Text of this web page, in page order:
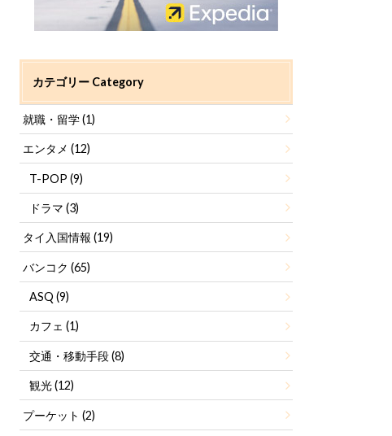
カテゴリー Category
就職・留学(1)
エンタメ(12)
T-POP (9)
ドラマ (3)
タイ入国情報(19)
バンコク(65)
ASQ (9)
カフェ (1)
交通・移動手段(8)
観光(12)
プーケット(2)